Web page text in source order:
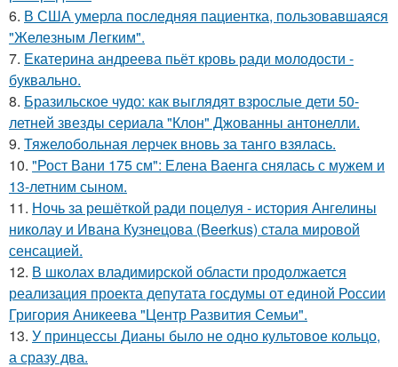
6. В США умерла последняя пациентка, пользовавшаяся
"Железным Легким".
7. Екатерина андреева пьёт кровь ради молодости -
буквально.
8. Бразильское чудо: как выглядят взрослые дети 50-
летней звезды сериала "Клон" Джованны антонелли.
9. Тяжелобольная лерчек вновь за танго взялась.
10. "Рост Вани 175 см": Елена Ваенга снялась с мужем и
13-летним сыном.
11. Ночь за решёткой ради поцелуя - история Ангелины
николау и Ивана Кузнецова (Beerkus) стала мировой
сенсацией.
12. В школах владимирской области продолжается
реализация проекта депутата госдумы от единой России
Григория Аникеева "Центр Развития Семьи".
13. У принцессы Дианы было не одно культовое кольцо,
а сразу два.